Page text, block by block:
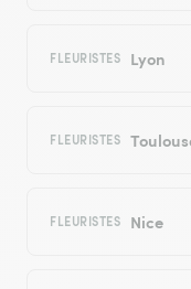
FLEURISTES Lyon
FLEURISTES
FLEURISTES Nice